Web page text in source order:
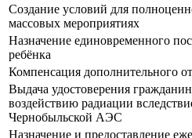
Создание условий для
массовых мероприятиях
Назначение единовременного
ребёнка
Компенсация дополнительного
Выдача удостоверения
воздействию радиации
Чернобыльской АЭС
Назначение и предоставление